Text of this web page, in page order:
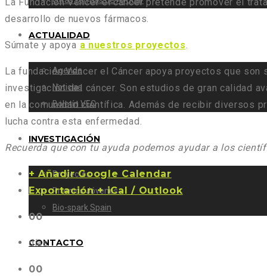
ACTUALIDAD
Agenda
Noticias
Boletín VEC
INVESTIGACIÓN
Proyectos
Premios Jóvenes
Bio-spark Spain
CONTACTO
desarrollo de nuevos fármacos.
Súmate y apoya a nuestros proyectos.
La fundación Vencer el Cáncer apoya proyectos que
investigación del cáncer. Son estudios de gran calidad
en la comunidad científica. Además de recibir diversos
lucha contra esta enfermedad.
Recuerda que con tu ayuda podemos ayudar a los
+ Añadir Google Calendar
Exportación + iCal / Outlook
00
días
00